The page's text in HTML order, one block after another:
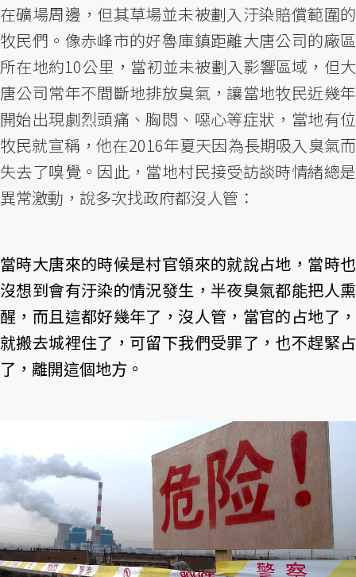
在礦場周邊，但其草場並未被劃入汙染賠償範圍的
牧民們。像赤峰市的好魯庫鎮距離大唐公司的廠區
所在地約10公里，當初並未被劃入影響區域，但大
唐公司常年不間斷地排放臭氣，讓當地牧民近幾年
開始出現劇烈頭痛、胸悶、噁心等症狀，當地有位
牧民就宣稱，他在2016年夏天因為長期吸入臭氣而
失去了嗅覺。因此，當地村民接受訪談時情緒總是
異常激動，說多次找政府都沒人管：
當時大唐來的時候是村官領來的就說占地，當時也
沒想到會有汙染的情況發生，半夜臭氣都能把人熏
醒，而且這都好幾年了，沒人管，當官的占地了，
就搬去城裡住了，可留下我們受罪了，也不趕緊占
了，離開這個地方。